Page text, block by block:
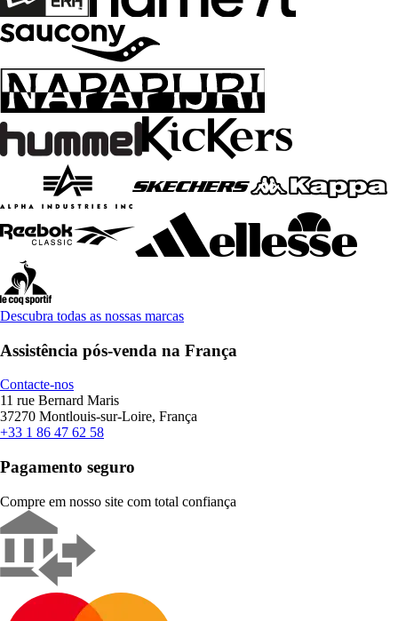
Descubra todas as nossas marcas
Assistência pós-venda na França
Contacte-nos
11 rue Bernard Maris
37270 Montlouis-sur-Loire, França
+33 1 86 47 62 58
Pagamento seguro
Compre em nosso site com total confiança